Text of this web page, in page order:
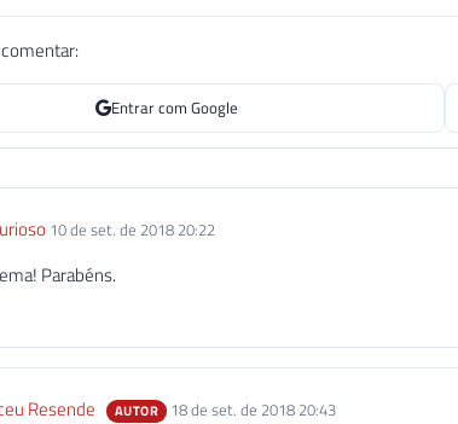
Entrar com Google
10 de set. de 2018 20:22
Parabéns.
Resende AUTOR 18 de set. de 2018 20:43